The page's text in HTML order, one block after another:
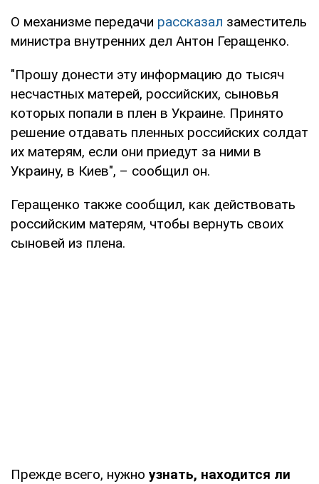
О механизме передачи рассказал заместитель
министра внутренних дел Антон Геращенко.
"Прошу донести эту информацию до тысяч
несчастных матерей, российских, сыновья
которых попали в плен в Украине. Принято
решение отдавать пленных российских солдат
их матерям, если они приедут за ними в
Украину, в Киев", – сообщил он.
Геращенко также сообщил, как действовать
российским матерям, чтобы вернуть своих
сыновей из плена.
Прежде всего, нужно узнать, находится ли